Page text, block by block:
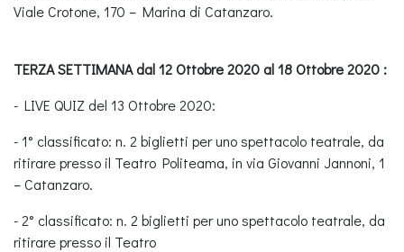
Viale Crotone, 170 – Marina di Catanzaro.
TERZA SETTIMANA dal 12 Ottobre 2020 al 18 Ottobre 2020 :
- LIVE QUIZ del 13 Ottobre 2020:
- 1° classificato: n. 2 biglietti per uno spettacolo teatrale, da
ritirare presso il Teatro Politeama, in via Giovanni Jannoni, 1
– Catanzaro.
- 2° classificato: n. 2 biglietti per uno spettacolo teatrale, da
ritirare presso il Teatro